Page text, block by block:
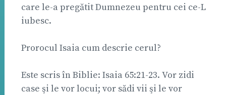
care le-a pregătit Dumnezeu pentru cei ce-L
iubesc.
Prorocul Isaia cum descrie cerul?
Este scris în Biblie: Isaia 65:21-23. Vor zidi
case şi le vor locui; vor sădi vii şi le vor